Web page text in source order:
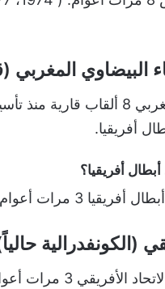
البيضاوي المغربي
أفريقيا.
أفريقيا؟
(1989، 1997، 1999).
(الكونفدرالية
أعوام: (2000، 2019 و2021).